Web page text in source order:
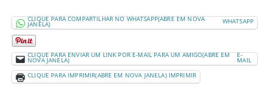
CLIQUE PARA COMPARTILHAR NO WHATSAPP(ABRE EM NOVA
JANELA) WHATSAPP
CLIQUE PARA ENVIAR UM LINK POR E-MAIL PARA UM AMIGO(ABRE EM
NOVA JANELA)
E-
MAIL
CLIQUE PARA IMPRIMIR(ABRE EM NOVA JANELA) IMPRIMIR